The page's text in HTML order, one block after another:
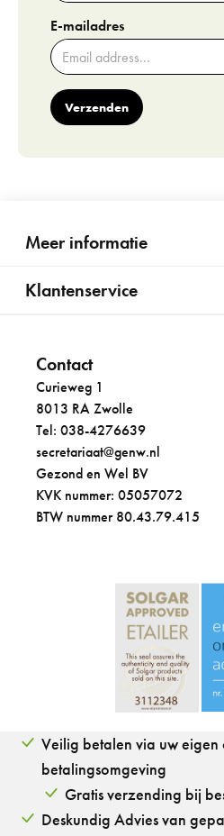
E-mailadres
Verzenden
Meer informatie
Klantenservice
Contact
Curieweg 1
8013 RA Zwolle
Tel: 038-4276639
secretariaat@genw.nl
Gezond en Wel BV
KVK nummer: 05057072
BTW nummer 80.43.79.415
Veilig betalen via uw eigen
betalingsomgeving
Gratis verzending bij
Deskundig Advies van